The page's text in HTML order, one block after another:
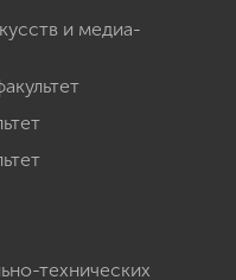
и медиа-
технических